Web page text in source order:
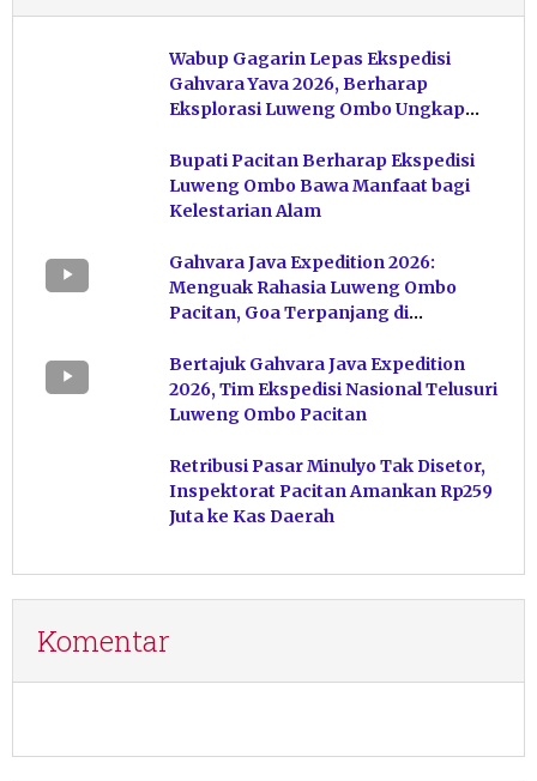
Wabup Gagarin Lepas Ekspedisi
Gahvara Yava 2026, Berharap
Eksplorasi Luweng Ombo Ungkap
Bupati Pacitan Berharap Ekspedisi
Luweng Ombo Bawa Manfaat bagi
Kelestarian Alam
Gahvara Java Expedition 2026:
Menguak Rahasia Luweng Ombo
Pacitan, Goa Terpanjang di
Bertajuk Gahvara Java Expedition
2026, Tim Ekspedisi Nasional Telusuri
Luweng Ombo Pacitan
Retribusi Pasar Minulyo Tak Disetor,
Inspektorat Pacitan Amankan Rp259
Juta ke Kas Daerah
Komentar